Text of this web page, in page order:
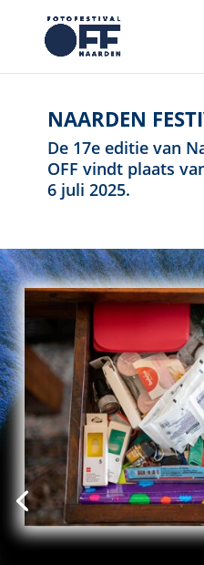
NAARDEN
De 17e editie van
OFF vindt plaats
6 juli 2025.